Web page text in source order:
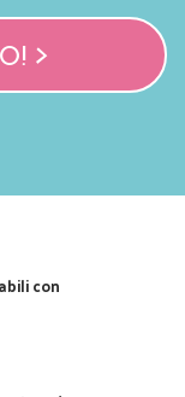
>
con